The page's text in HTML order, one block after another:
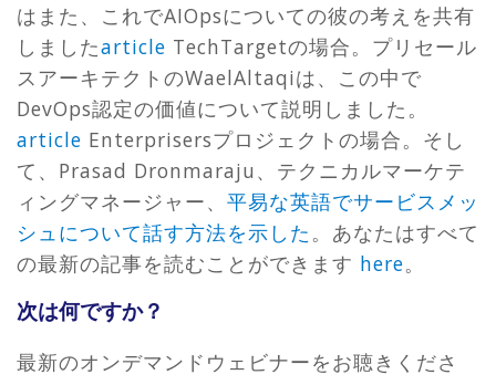
はまた、これでAIOpsについての彼の考えを共有
しましたarticle TechTargetの場合。プリセール
スアーキテクトのWaelAltaqiは、この中で
DevOps認定の価値について説明しました。
article Enterprisersプロジェクトの場合。そし
て、Prasad Dronmaraju、テクニカルマーケテ
ィングマネージャー、 平易な英語でサービスメッ
シュについて話す方法を示した 。あなたはすべて
の最新の記事を読むことができます here。
次は何ですか？
最新のオンデマンドウェビナーをお聴きくださ